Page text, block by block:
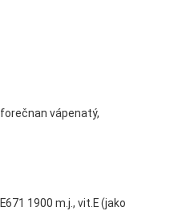
vápenatý,
1900 m.j., vit.E (jako